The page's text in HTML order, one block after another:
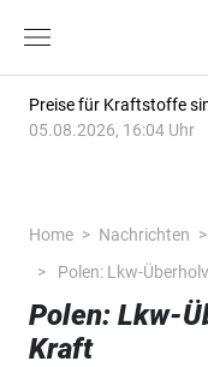
Preise für Kraftstoffe
05.08.2026, 16:04 Uhr
Home Nachrichten
Polen: Lkw-
Polen: Lkw-
Kraft